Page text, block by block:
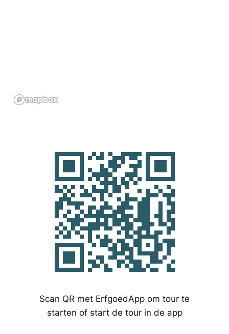
Scan QR met ErfgoedApp om tour te
starten of start de tour in de app